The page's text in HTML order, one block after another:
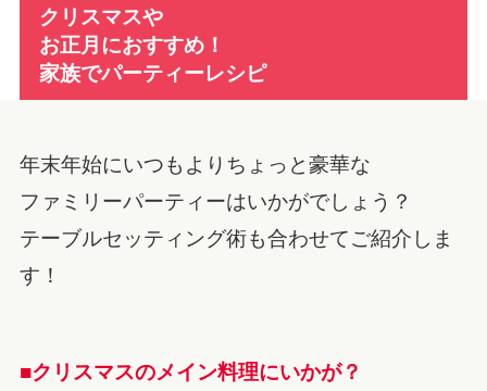
クリスマスや
お正月におすすめ！
家族でパーティーレシピ
年末年始にいつもよりちょっと豪華な
ファミリーパーティーはいかがでしょう？
テーブルセッティング術も合わせてご紹介しま
す！
■クリスマスのメイン料理にいかが？